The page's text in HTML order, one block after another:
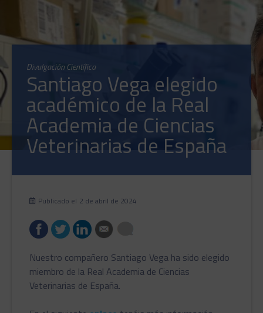
Divulgación Científica
Santiago Vega elegido
académico de la Real
Academia de Ciencias
Veterinarias de España
Publicado el 2 de abril de 2024
Nuestro compañero Santiago Vega ha sido elegido
miembro de la Real Academia de Ciencias
Veterinarias de España.